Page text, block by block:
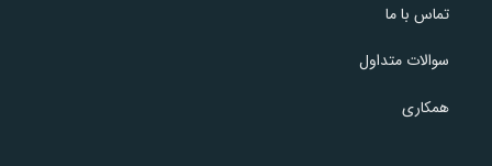
تماس با ما
سوالات متداول
همکاری